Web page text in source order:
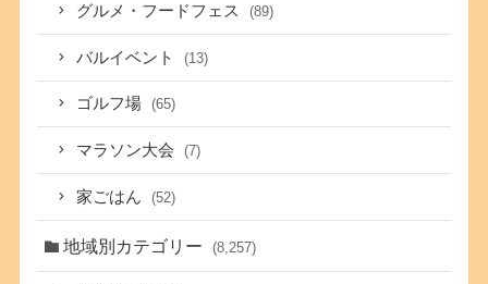
グルメ・フードフェス (89)
バルイベント (13)
ゴルフ場 (65)
マラソン大会 (7)
家ごはん (52)
地域別カテゴリー (8,257)